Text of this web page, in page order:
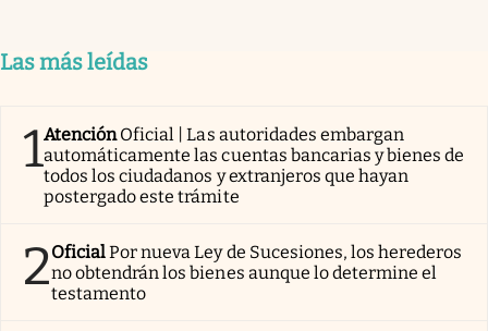
Las más leídas
1AtenciónOficial | Las autoridades embargan
automáticamente las cuentas bancarias y bienes de
todos los ciudadanos y extranjeros que hayan
postergado este trámite
2OficialPor nueva Ley de Sucesiones, los herederos
no obtendrán los bienes aunque lo determine el
testamento